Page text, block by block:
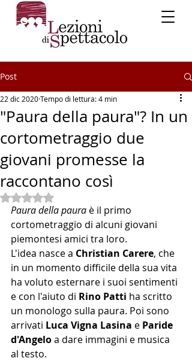
Post
"Paura della paura"? In un
cortometraggio due
giovani promesse la
raccontano così
22 dic 2020Tempo di lettura: 4 min
Valutazione NaN stelle su 5.
Paura della paura è il primo
cortometraggio di alcuni giovani
piemontesi amici tra loro.
L'idea nasce a Christian Carere, che
in un momento difficile della sua vita
ha voluto esternare i suoi sentimenti
e con l'aiuto di Rino Patti ha scritto
un monologo sulla paura. Poi sono
arrivati Luca Vigna Lasina e Paride
d'Angelo a dare immagini e musica
al testo.